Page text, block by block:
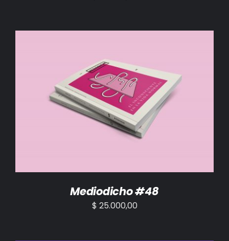
AÑADIR AL CARRITO / DETALLES
Mediodicho #48
$ 25.000,00